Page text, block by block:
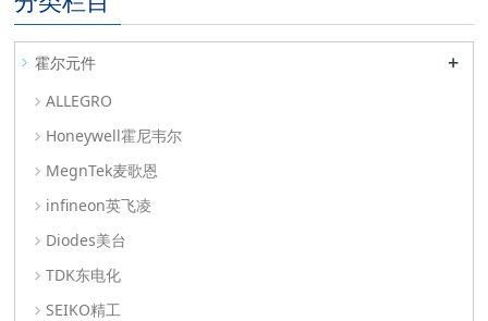
霍尔元件 +
ALLEGRO
Honeywell霍尼韦尔
MegnTek麦歌恩
infineon英飞凌
Diodes美台
TDK东电化
SEIKO精工